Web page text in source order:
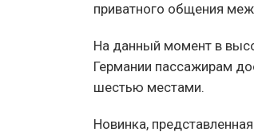
приватного общения
На данный момент в
Германии пассажирам
шестью местами.
Новинка,